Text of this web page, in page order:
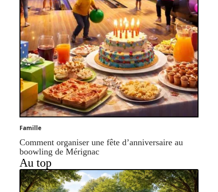
Famille
Comment organiser une fête d’anniversaire au
boowling de Mérignac
Au top